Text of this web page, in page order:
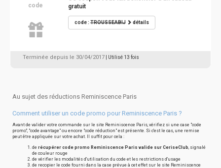
code
gratuit
code :TROUSSEABIJ détails
Terminée depuis le 30/04/2017 | Utilisé 13 fois
Au sujet des réductions Reminiscence Paris
Comment utiliser un code promo pour Reminiscence Paris ?
Avant de valider votre commande sur le site Reminiscence Paris, vérifiez si une case "code
promo", "code avantage" ou encore "code réduction" est présente. Si c'est le cas, une remise
peut être appliquée sur votre achat. Il suffit pour cela :
de récupérer code promo Reminiscence Paris valide sur CeriseClub, signalé
de couleur rouge
de vérifier les modalités d'utilisation du code et les restrictions d'usage
de recopier le code fourni dans la case prévue à cet effet sur le site Reminiscence